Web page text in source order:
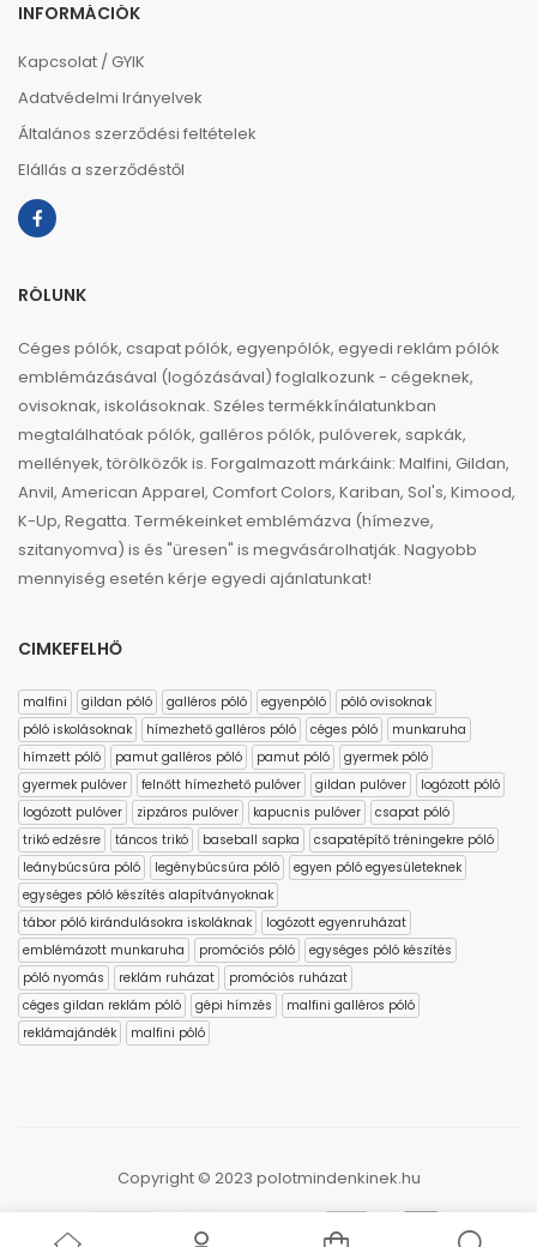
INFORMÁCIÓK
Kapcsolat / GYIK
Adatvédelmi Irányelvek
Általános szerződési feltételek
Elállás a szerződéstől
RÓLUNK
Céges pólók, csapat pólók, egyenpólók, egyedi reklám pólók
emblémázásával (logózásával) foglalkozunk - cégeknek,
ovisoknak, iskolásoknak. Széles termékkínálatunkban
megtalálhatóak pólók, galléros pólók, pulóverek, sapkák,
mellények, törölközők is. Forgalmazott márkáink: Malfini, Gildan,
Anvil, American Apparel, Comfort Colors, Kariban, Sol's, Kimood,
K-Up, Regatta. Termékeinket emblémázva (hímezve,
szitanyomva) is és "üresen" is megvásárolhatják. Nagyobb
mennyiség esetén kérje egyedi ajánlatunkat!
CIMKEFELHŐ
malfini gildan póló galléros póló egyenpóló
póló ovisoknak
póló iskolásoknak
hímezhető galléros póló céges póló
munkaruha
hímzett póló
pamut galléros póló pamut póló
gyermek póló
gyermek pulóver
felnőtt hímezhető pulóver gildan pulóver
logózott póló
logózott pulóver
zipzáros pulóver kapucnis pulóver
csapat póló
trikó edzésre
táncos trikó baseball sapka
csapatépítő tréningekre póló
leánybúcsúra póló
legénybúcsúra póló
egyen póló egyesületeknek
egységes póló készítés alapítványoknak
tábor póló kirándulásokra iskoláknak
logózott egyenruházat
emblémázott munkaruha
promóciós póló
egységes póló készítés
póló nyomás
reklám ruházat
promóciós ruházat
céges gildan reklám póló
gépi hímzés
malfini galléros póló
reklámajándék
malfini póló
Copyright © 2023 polotmindenkinek.hu